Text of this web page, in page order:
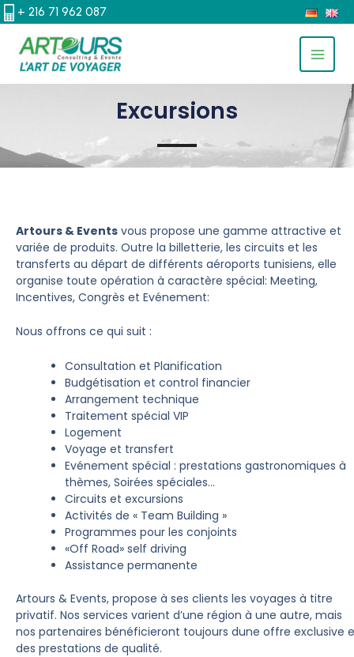
ALLER
AU
CONTENU
+ 216 71 962 087
MAIN
Excursions
Artours & Events vous propose une gamme attractive et
variée de produits. Outre la billetterie, les circuits et les
transferts au départ de différents aéroports tunisiens, elle
organise toute opération à caractère spécial: Meeting,
Incentives, Congrès et Evénement:
Nous offrons ce qui suit :
Consultation et Planification
Budgétisation et control financier
Arrangement technique
Traitement spécial VIP
Logement
Voyage et transfert
Evénement spécial : prestations gastronomiques à
thèmes, Soirées spéciales…
Circuits et excursions
Activités de « Team Building »
Programmes pour les conjoints
«Off Road» self driving
Assistance permanente
Artours & Events, propose à ses clients les voyages à titre
privatif. Nos services varient d’une région à une autre, mais
nos partenaires bénéficieront toujours dune offre exclusive
des prestations de qualité.